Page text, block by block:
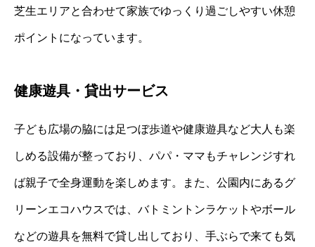
芝生エリアと合わせて家族でゆっくり過ごしやすい休憩
ポイントになっています。
健康遊具・貸出サービス
子ども広場の脇には足つぼ歩道や健康遊具など大人も楽
しめる設備が整っており、パパ・ママもチャレンジすれ
ば親子で全身運動を楽しめます。また、公園内にあるグ
リーンエコハウスでは、バトミントンラケットやボール
などの遊具を無料で貸し出しており、手ぶらで来ても気